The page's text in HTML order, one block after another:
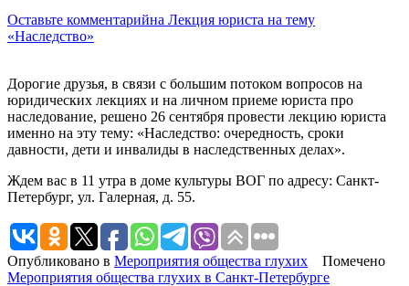
Оставьте комментарийна Лекция юриста на тему
«Наследство»
Дорогие друзья, в связи с большим потоком вопросов на
юридических лекциях и на личном приеме юриста про
наследование, решено 26 сентября провести лекцию юриста
именно на эту тему: «Наследство: очередность, сроки
давности, дети и инвалиды в наследственных делах».
Ждем вас в 11 утра в доме культуры ВОГ по адресу: Санкт-
Петербург, ул. Галерная, д. 55.
Опубликовано в Мероприятия общества глухих
Помечено
Мероприятия общества глухих в Санкт-Петербурге